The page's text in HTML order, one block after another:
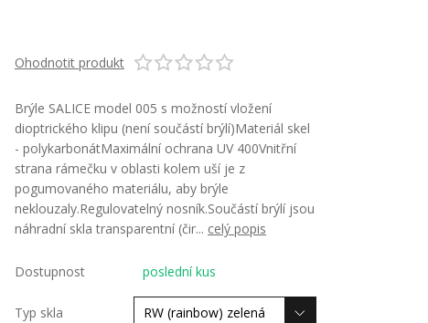
Ohodnotit produkt
Brýle SALICE model 005 s možností vložení
dioptrického klipu (není součástí brýlí)Materiál skel
- polykarbonátMaximální ochrana UV 400Vnitřní
strana rámečku v oblasti kolem uší je z
pogumovaného materiálu, aby brýle
neklouzaly.Regulovatelný nosník.Součástí brýlí jsou
náhradní skla transparentní (čir... celý popis
Dostupnost poslední kus
Typ skla